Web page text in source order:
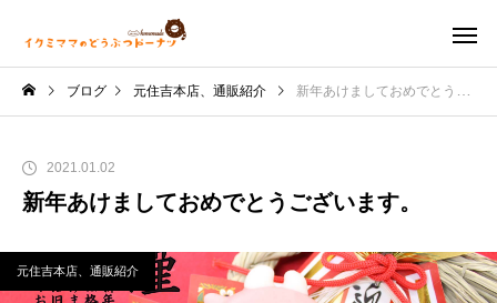
ブログ 元住吉本店、通販紹介 新年あけましておめでとうございます。
2021.01.02
新年あけましておめでとうございます。
元住吉本店、通販紹介